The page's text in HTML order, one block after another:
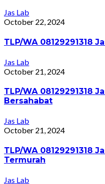
Jas Lab
October 22, 2024
TLP/WA 08129291318
Jas Lab
October 21, 2024
TLP/WA 08129291318
Bersahabat
Jas Lab
October 21, 2024
TLP/WA 08129291318
Termurah
Jas Lab